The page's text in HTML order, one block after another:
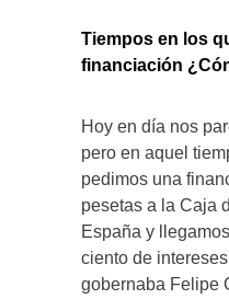
Tiempos en los
financiación
Hoy en día nos
pero en aquel
pedimos una
pesetas a la Caja
España y
ciento de
gobernaba Felipe